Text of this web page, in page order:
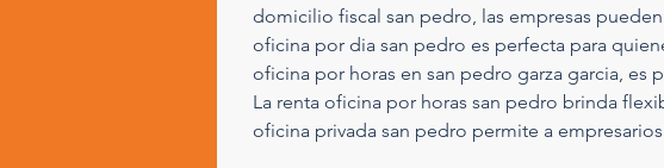
domicilio fiscal san pedro, las empresas
oficina por dia san pedro es perfecta para
oficina por horas en san pedro garza garcia,
La renta oficina por horas san pedro brinda
oficina privada san pedro permite a